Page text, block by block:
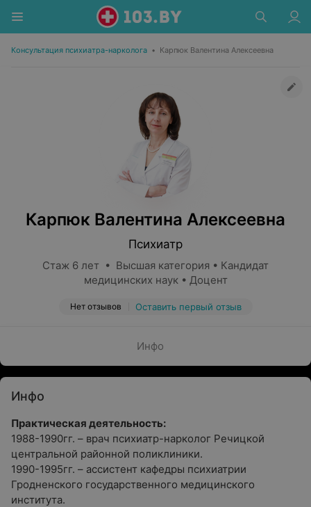
Консультация психиатра-нарколога • Карпюк Валентина Алексеевна
Карпюк Валентина Алексеевна
Психиатр
Стаж 6 лет • Высшая категория • Кандидат
медицинских наук • Доцент
Нет отзывов Оставить первый отзыв
Инфо
Инфо
Практическая деятельность:
1988-1990гг. – врач психиатр-нарколог Речицкой
центральной районной поликлиники.
1990-1995гг. – ассистент кафедры психиатрии
Гродненского государственного медицинского
института.